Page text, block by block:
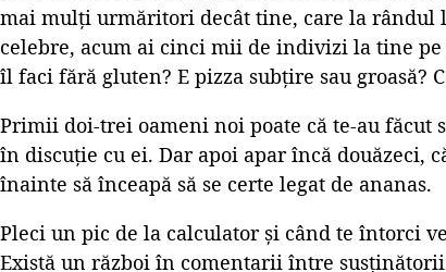
mai mulți urmăritori decât tine, care la rândul
celebre, acum ai cinci mii de indivizi la tine
îl faci fără gluten? E pizza subțire sau groasă?
Primii doi-trei oameni noi poate că te-au făcut
în discuție cu ei. Dar apoi apar încă douăzeci,
înainte să înceapă să se certe legat de ananas.
Pleci un pic de la calculator și când te întorci
Există un război în comentarii între